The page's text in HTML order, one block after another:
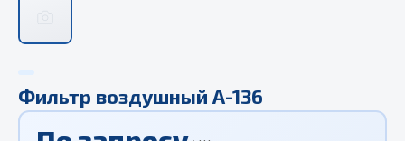
ЦЕПИ BOHU (Китай)
QITONG
Весь раздел
Фильтр воздушный А-136